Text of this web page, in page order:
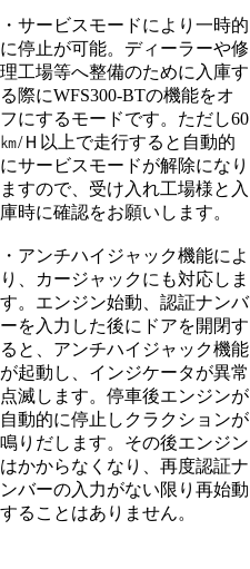
・サービスモードにより一時的
に停止が可能。ディーラーや修
理工場等へ整備のために入庫す
る際にWFS300-BTの機能をオ
フにするモードです。ただし60
㎞/Ｈ以上で走行すると自動的
にサービスモードが解除になり
ますので、受け入れ工場様と入
庫時に確認をお願いします。
・アンチハイジャック機能によ
り、カージャックにも対応しま
す。エンジン始動、認証ナンバ
ーを入力した後にドアを開閉す
ると、アンチハイジャック機能
が起動し、インジケータが異常
点滅します。停車後エンジンが
自動的に停止しクラクションが
鳴りだします。その後エンジン
はかからなくなり、再度認証ナ
ンバーの入力がない限り再始動
することはありません。